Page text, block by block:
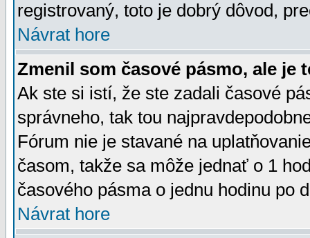
registrovaný, toto je dobrý dôvod,
Návrat hore
Zmenil som časové pásmo, ale je
Ak ste si istí, že ste zadali časové
správneho, tak tou
Fórum nie je stavané na
časom, takže sa môže jednať o 1
časového pásma o jednu hodinu po
Návrat hore